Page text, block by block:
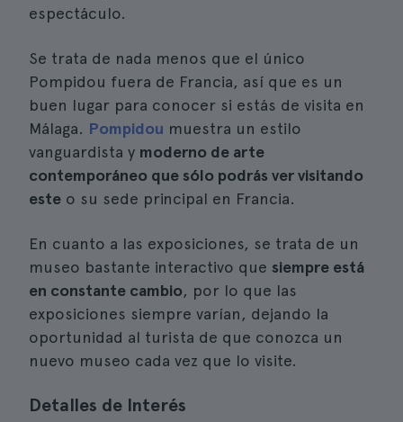
espectáculo.
Se trata de nada menos que el único
Pompidou fuera de Francia, así que es un
buen lugar para conocer si estás de visita en
Málaga. Pompidou muestra un estilo
vanguardista y moderno de arte
contemporáneo que sólo podrás ver visitando
este o su sede principal en Francia.
En cuanto a las exposiciones, se trata de un
museo bastante interactivo que siempre está
en constante cambio, por lo que las
exposiciones siempre varían, dejando la
oportunidad al turista de que conozca un
nuevo museo cada vez que lo visite.
Detalles de Interés